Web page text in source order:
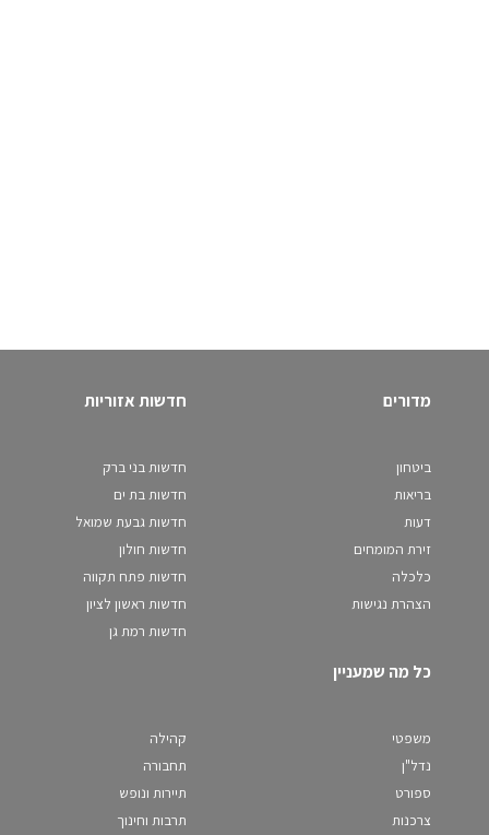
מדורים
ביטחון
בריאות
דעות
זירת המומחים
כלכלה
הצהרת נגישות
חדשות אזוריות
חדשות בני ברק
חדשות בת ים
חדשות גבעת שמואל
חדשות חולון
חדשות פתח תקווה
חדשות ראשון לציון
חדשות רמת גן
כל מה שמעניין
משפטי
נדל"ן
ספורט
צרכנות
קהילה
תחבורה
תיירות ונופש
תרבות וחינוך